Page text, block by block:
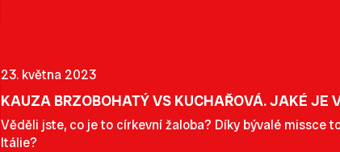
23. května 2023
KAUZA BRZOBOHATÝ VS KUCHAŘOVÁ. JAKÉ JE
Věděli jste, co je to církevní žaloba? Díky bývalé missce
Itálie?